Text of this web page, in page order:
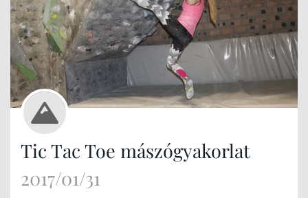
Tic Tac Toe mászógyakorlat
2017/01/31